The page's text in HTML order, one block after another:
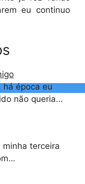
eu continuo
há época eu
não queria…
minha terceira